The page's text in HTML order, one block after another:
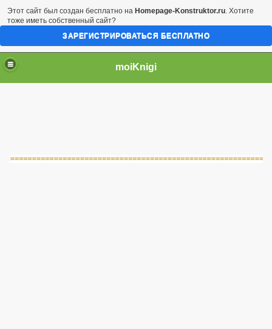
moiKnigi
Этот сайт был создан бесплатно на Homepage-Konstruktor.ru. Хотите
тоже иметь собственный сайт?
ЗАРЕГИСТРИРОВАТЬСЯ БЕСПЛАТНО